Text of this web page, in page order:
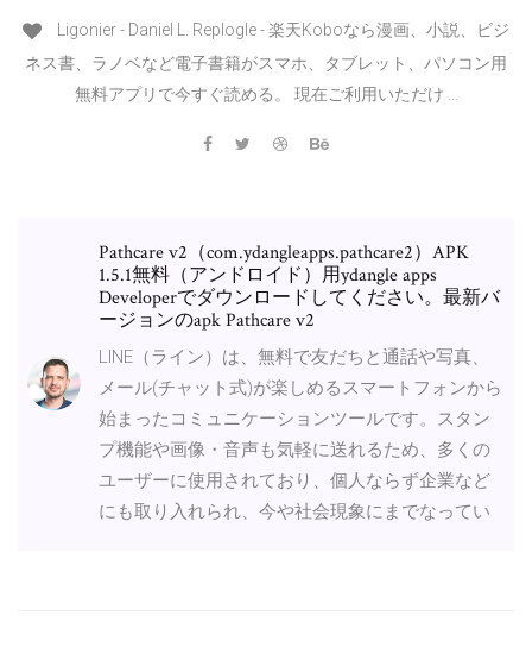
Ligonier - Daniel L. Replogle - 楽天Koboなら漫画、小説、ビジ
ネス書、ラノベなど電子書籍がスマホ、タブレット、パソコン用
無料アプリで今すぐ読める。 現在ご利用いただけ …
Pathcare v2（com.ydangleapps.pathcare2）APK
1.5.1無料（アンドロイド）用ydangle apps
Developerでダウンロードしてください。最新バ
ージョンのapk Pathcare v2
LINE（ライン）は、無料で友だちと通話や写真、
メール(チャット式)が楽しめるスマートフォンから
始まったコミュニケーションツールです。スタン
プ機能や画像・音声も気軽に送れるため、多くの
ユーザーに使用されており、個人ならず企業など
にも取り入れられ、今や社会現象にまでなってい